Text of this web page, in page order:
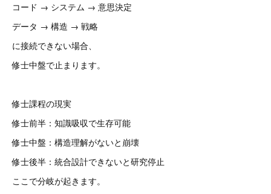
コード → システム → 意思決定
データ → 構造 → 戦略
に接続できない場合、
修士中盤で止まります。
修士課程の現実
修士前半：知識吸収で生存可能
修士中盤：構造理解がないと崩壊
修士後半：統合設計できないと研究停止
ここで分岐が起きます。